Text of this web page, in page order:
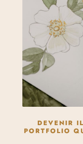
DEVENIR
PORTFOLIO